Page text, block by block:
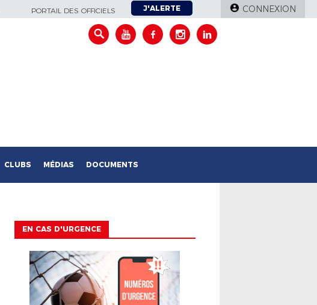
PORTAIL DES OFFICIELS J'ALERTE CONNEXION
CLUBS MÉDIAS DOCUMENTS
EN CAS D'URGENCE